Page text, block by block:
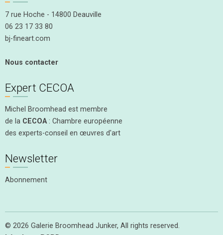
7 rue Hoche - 14800 Deauville
06 23 17 33 80
bj-fineart.com
Nous contacter
Expert CECOA
Michel Broomhead est membre
de la CECOA: Chambre européenne
des experts-conseil en œuvres d'art
Newsletter
Abonnement
© 2026 Galerie Broomhead Junker, All rights reserved.